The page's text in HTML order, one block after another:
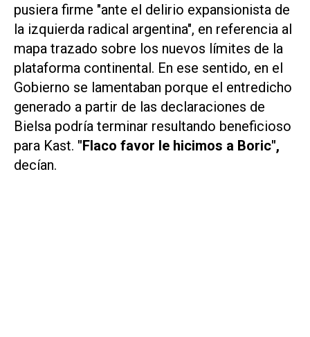
pusiera firme "ante el delirio expansionista de
la izquierda radical argentina", en referencia al
mapa trazado sobre los nuevos límites de la
plataforma continental. En ese sentido, en el
Gobierno se lamentaban porque el entredicho
generado a partir de las declaraciones de
Bielsa podría terminar resultando beneficioso
para Kast. "Flaco favor le hicimos a Boric",
decían.